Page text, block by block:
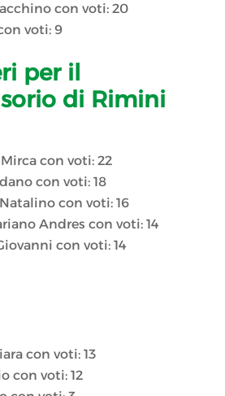
con voti: 20
voti: 9
per il
di Rimini
con voti: 22
con voti: 18
con voti: 16
Andres con voti: 14
con voti: 14
con voti: 13
con voti: 12